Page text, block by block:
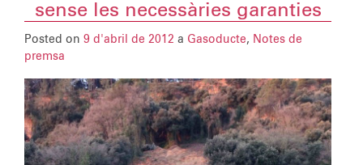
sense les necessàries garanties
Posted on 9 d'abril de 2012 a Gasoducte, Notes de
premsa